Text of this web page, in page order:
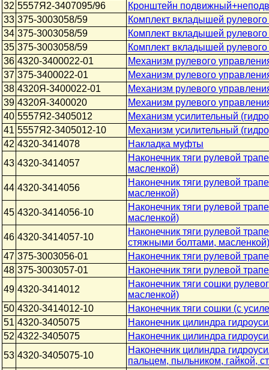
32 5557Я2-3407095/96
Кронштейн
33 375-3003058/59
Комплект вкладышей
34 375-3003058/59
Комплект вкладышей
35 375-3003058/59
Комплект вкладышей
36 4320-3400022-01
Механизм рулевого
37 375-3400022-01
Механизм рулевого
38 4320Я-3400022-01
Механизм рулевого
39 4320Я-3400020
Механизм рулевого
40 5557Я2-3405012
Механизм усилительный
41 5557Я2-3405012-10
Механизм усилительный
42 4320-3414078
Накладка муфты
43 4320-3414057
Наконечник тяги рулевой
масленкой)
44 4320-3414056
Наконечник тяги рулевой
масленкой)
45 4320-3414056-10
Наконечник тяги рулевой
масленкой)
46 4320-3414057-10
Наконечник тяги рулевой
стяжными болтами, масленкой)
47 375-3003056-01
Наконечник тяги рулевой
48 375-3003057-01
Наконечник тяги рулевой
49 4320-3414012
Наконечник тяги сошки
масленкой)
50 4320-3414012-10
Наконечник тяги сошки (с
51 4320-3405075
Наконечник цилиндра
52 4322-3405075
Наконечник цилиндра
53 4320-3405075-10
Наконечник цилиндра
пальцем, пыльником, гайкой,